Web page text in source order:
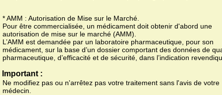
* AMM : Autorisation de Mise sur le Marché.
Pour être commercialisée, un médicament doit obtenir d'abord une
autorisation de mise sur le marché (AMM).
L’AMM est demandée par un laboratoire pharmaceutique, pour son
médicament, sur la base d’un dossier comportant des données de
pharmaceutique, d’efficacité et de sécurité, dans l’indication
Important :
Ne modifiez pas ou n'arrêtez pas votre traitement sans l'avis de votre
médecin.